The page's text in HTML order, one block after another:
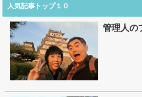
人気記事トップ１０
管理人の